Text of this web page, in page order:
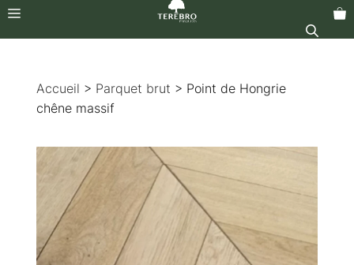
contenu
Menu
Accueil > Parquet brut > Point de Hongrie
chêne massif